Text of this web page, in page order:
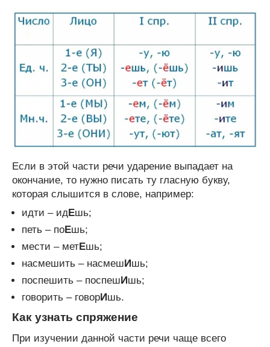
Если в этой части речи ударение выпадает на
окончание, то нужно писать ту гласную букву,
которая слышится в слове, например:
идти – идЕшь;
петь – поЕшь;
мести – метЕшь;
насмешить – насмешИшь;
поспешить – поспешИшь;
говорить – говорИшь.
Как узнать спряжение
При изучении данной части речи чаще всего